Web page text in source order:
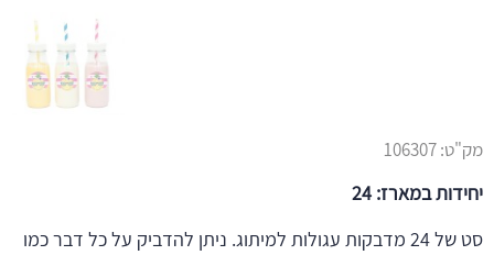
מק"ט:106307
יחידות במארז: 24
סט של 24 מדבקות עגולות למיתוג. ניתן להדביק על כל דבר כמו